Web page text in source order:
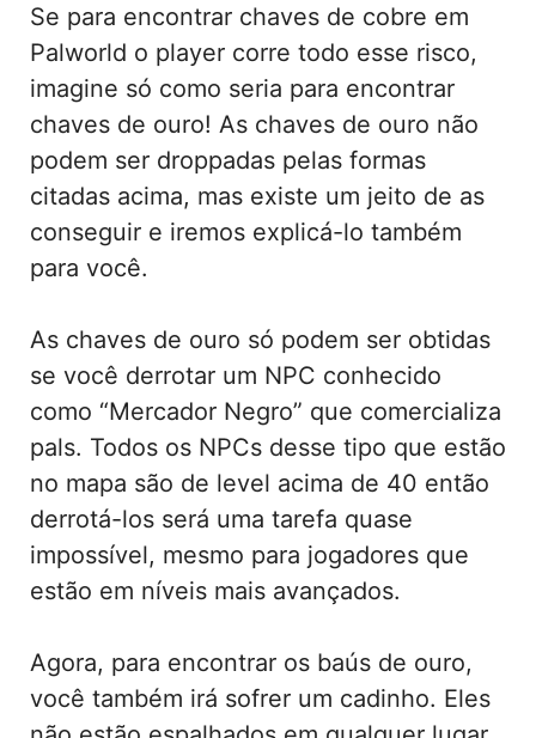
Se para encontrar chaves de cobre em
Palworld o player corre todo esse risco,
imagine só como seria para encontrar
chaves de ouro! As chaves de ouro não
podem ser droppadas pelas formas
citadas acima, mas existe um jeito de as
conseguir e iremos explicá-lo também
para você.
As chaves de ouro só podem ser obtidas
se você derrotar um NPC conhecido
como “Mercador Negro” que comercializa
pals. Todos os NPCs desse tipo que estão
no mapa são de level acima de 40 então
derrotá-los será uma tarefa quase
impossível, mesmo para jogadores que
estão em níveis mais avançados.
Agora, para encontrar os baús de ouro,
você também irá sofrer um cadinho. Eles